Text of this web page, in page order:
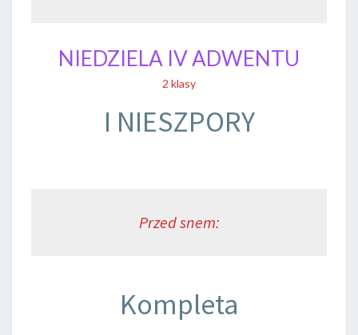
NIEDZIELA IV ADWENTU
2 klasy
I NIESZPORY
Przed snem:
Kompleta